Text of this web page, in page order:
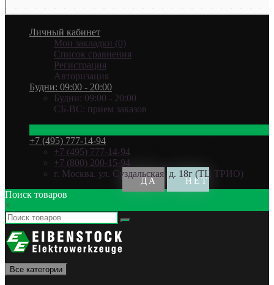
Личный кабинет
Мои закладки (0)
Список сравнения
Регистрация
Авторизация
Будни: 09:00 - 20:00
Будни: 09:00 - 20:00
СБ-ВС: прием заказов
+7 (495) 777-14-94
+7 (495) 777-14-94
+7 (800) 200-15-94
г. Москва. ул. Суздальская, д. 18г (ТЦ ТРИО)
Поиск товаров
×
Все категории